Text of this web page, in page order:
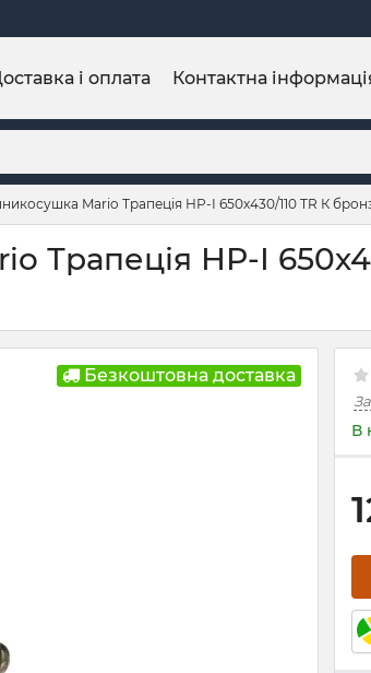
і оплата Контактна
Mario Трапеція НР-І 650х430/110 TR К
Трапеція НР-І
Безкоштовна доставка
В